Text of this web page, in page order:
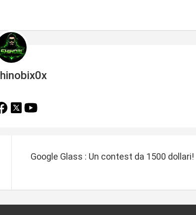
Google Glass : Un contest da 1500 dollari!